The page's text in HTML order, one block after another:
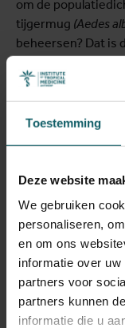
Toestemming
Deze website
We gebruiken
personaliseren,
en om ons
informatie over
partners voor
partners kunnen
informatie die u
om de
tijgermug (Aedes
beheersen? Dat is
(1) de
We
en accepteren.
opportuniteiten
in kaart.